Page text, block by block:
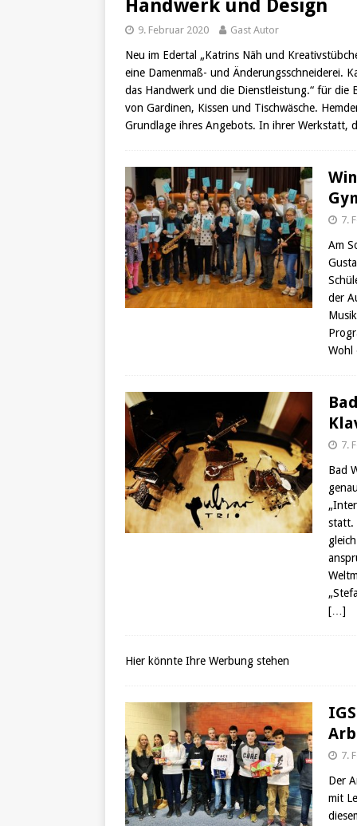
Handwerk und Design
9. Februar 2020 Gast Autor
Neu im Edertal „Katrins Näh und
eine Damenmaß- und Änderungsschneiderei.
das Handwerk und die Dienstleistung.“ für die
von Gardinen, Kissen und Tischwäsche.
Grundlage ihres Angebots. In ihrer Werkstatt,
7.
Am
der
Wohl
7.
Bad
statt.
[…]
Hier könnte Ihre Werbung stehen
7.
Der
mit